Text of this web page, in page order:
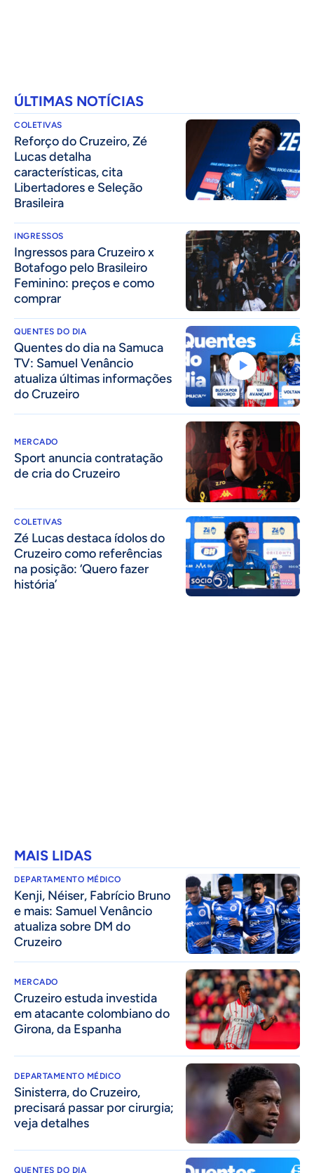
ÚLTIMAS NOTÍCIAS
COLETIVAS
⁠Reforço do Cruzeiro, Zé
Lucas detalha
características, cita
Libertadores e Seleção
Brasileira
INGRESSOS
Ingressos para Cruzeiro x
Botafogo pelo Brasileiro
Feminino: preços e como
comprar
QUENTES DO DIA
Quentes do dia na Samuca
TV: Samuel Venâncio
atualiza últimas informações
do Cruzeiro
MERCADO
Sport anuncia contratação
de cria do Cruzeiro
COLETIVAS
Zé Lucas destaca ídolos do
Cruzeiro como referências
na posição: ‘Quero fazer
história’
MAIS LIDAS
DEPARTAMENTO MÉDICO
Kenji, Néiser, Fabrício Bruno
e mais: Samuel Venâncio
atualiza sobre DM do
Cruzeiro
MERCADO
Cruzeiro estuda investida
em atacante colombiano do
Girona, da Espanha
DEPARTAMENTO MÉDICO
Sinisterra, do Cruzeiro,
precisará passar por cirurgia;
veja detalhes
QUENTES DO DIA